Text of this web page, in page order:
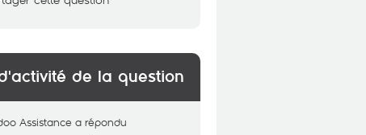
de la question
Assistance a répondu